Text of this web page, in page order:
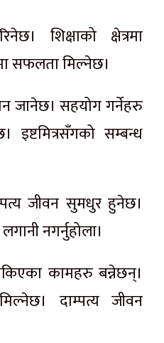
शिक्षाको क्षेत्रमा
सफलता मिल्नेछ।
मन जानेछ। सहयोग गर्नेहरु
सम्बन्ध
जीवन सुमधुर हुनेछ।
नगर्नुहोला।
कामहरु बन्नेछन्।
दाम्पत्य जीवन